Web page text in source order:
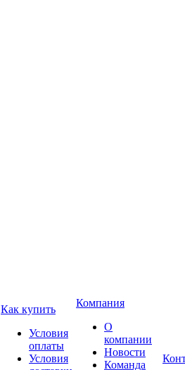
Как купить
Условия
оплаты
Условия
Компания
О
компании
Новости
Команда